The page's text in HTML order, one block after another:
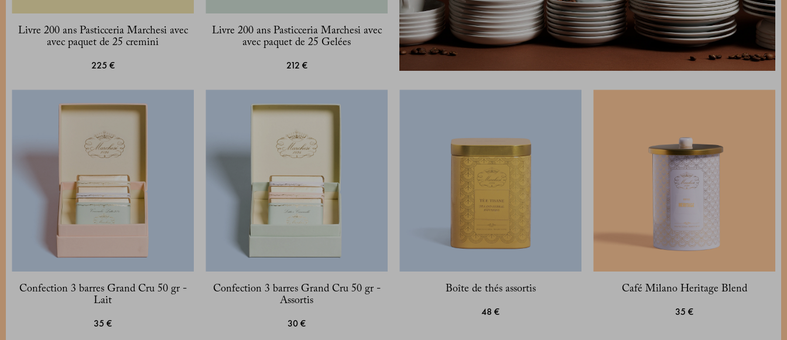
Livre 200 ans Pasticceria Marchesi avec
avec paquet de 25 cremini
225 €
Livre 200 ans Pasticceria Marchesi avec
avec paquet de 25 Gelées
212 €
Confection 3 barres Grand Cru 50 gr -
Lait
35 €
Confection 3 barres Grand Cru 50 gr -
Assortis
30 €
Boîte de thés assortis
48 €
Café Milano Heritage Blend
35 €